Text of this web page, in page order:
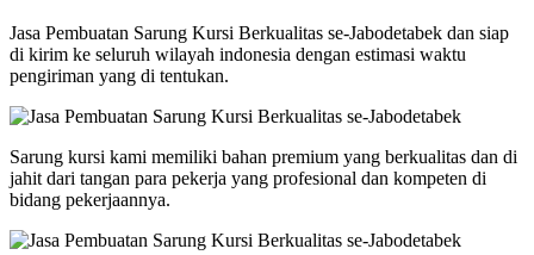
Jasa Pembuatan Sarung Kursi Berkualitas se-Jabodetabek dan siap
di kirim ke seluruh wilayah indonesia dengan estimasi waktu
pengiriman yang di tentukan.
Sarung kursi kami memiliki bahan premium yang berkualitas dan di
jahit dari tangan para pekerja yang profesional dan kompeten di
bidang pekerjaannya.